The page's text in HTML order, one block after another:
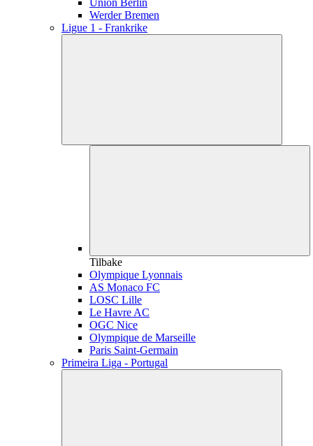
Union Berlin
Werder Bremen
Ligue 1 - Frankrike
Tilbake
Olympique Lyonnais
AS Monaco FC
LOSC Lille
Le Havre AC
OGC Nice
Olympique de Marseille
Paris Saint-Germain
Primeira Liga - Portugal